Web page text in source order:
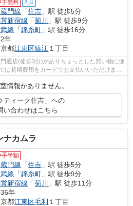
手無料 礼0
門線 「住吉 」駅 徒歩5分
新宿線 「菊川
」駅 徒歩9分
線 「錦糸町 」駅 徒歩16分
年
都江東区猿江 １丁目
通店(徒歩3分)がありちょっとした買い物に便
は初期費用をカードでお支払いいただけま
情報がありません。
ティーク住吉」への
い合わせはこちら
ナカムラ
手半額
門線 「住吉 」駅 徒歩5分
線 「錦糸町 」駅 徒歩9分
新宿線 「菊川
」駅 徒歩11分
年
都江東区毛利 １丁目